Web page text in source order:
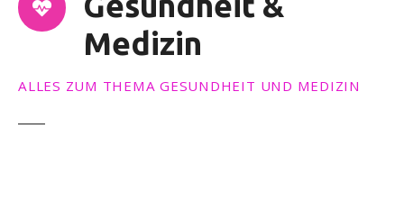
Medizin
ALLES ZUM THEMA GESUNDHEIT UND MEDIZIN